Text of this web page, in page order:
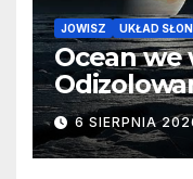
JOWISZ UKŁAD
Ocean we
barierę
6 SIERPNIA